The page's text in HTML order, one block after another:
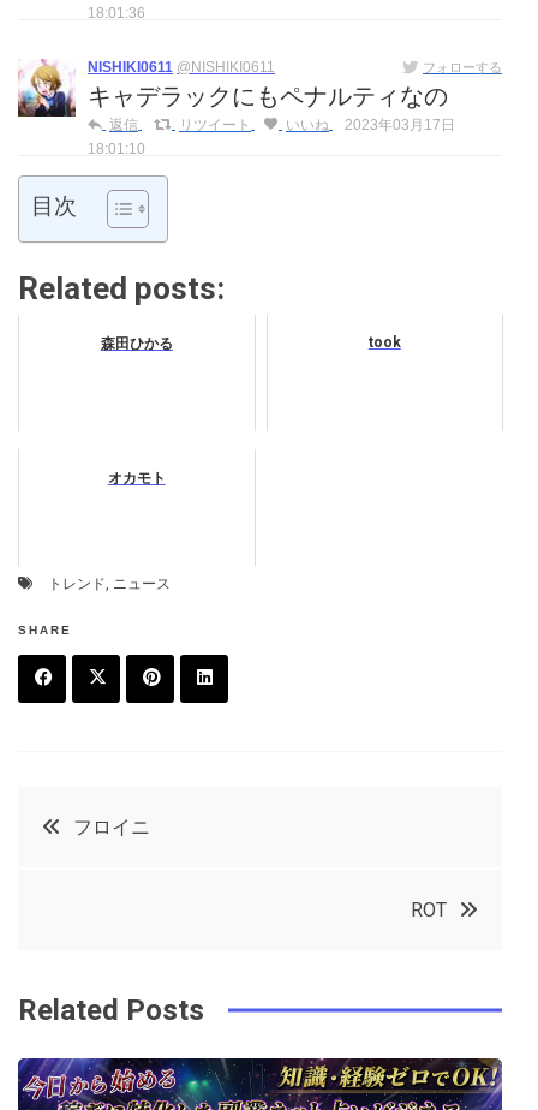
18:01:36
NISHIKI0611 @NISHIKI0611 フォローする
キャデラックにもペナルティなの
返信 リツイート いいね
2023年03月17日
18:01:10
目次
Related posts:
森田ひかる took
オカモト
トレンド, ニュース
SHARE
k
e
t
投
ビ
ゲ
フロイニ
ROT
Related Posts